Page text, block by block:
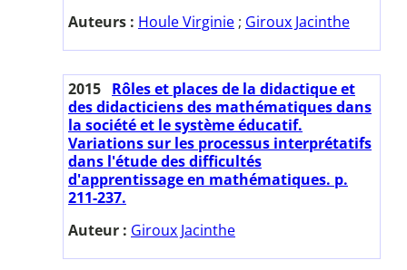
Auteurs : Houle Virginie ; Giroux Jacinthe
2015 Rôles et places de la didactique et
des didacticiens des mathématiques dans
la société et le système éducatif.
Variations sur les processus interprétatifs
dans l'étude des difficultés
d'apprentissage en mathématiques. p.
211-237.
Auteur : Giroux Jacinthe